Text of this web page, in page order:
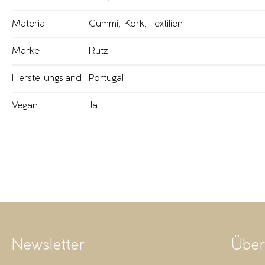
Material Gummi Kork Textilien
Marke Rutz
Herstellungsland Portugal
Vegan Ja
Newsletter